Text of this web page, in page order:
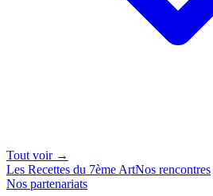
Tout voir →
Les Recettes du 7ème ArtNos rencontres
Nos partenariats